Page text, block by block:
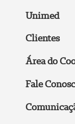
Unimed
Clientes
Área do
Fale